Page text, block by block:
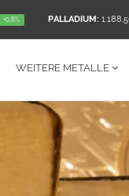
+0,8% PALLADIUM:
WEITERE METALLE